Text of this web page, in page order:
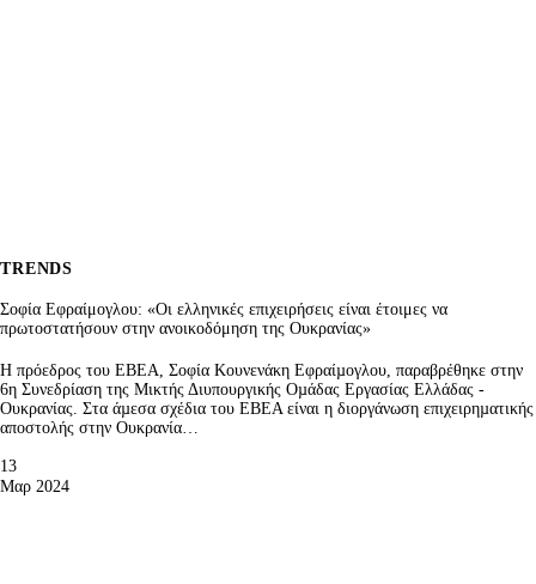
TRENDS
Σοφία Εφραίμογλου: «Οι ελληνικές επιχειρήσεις είναι έτοιμες να
πρωτοστατήσουν στην ανοικοδόμηση της Ουκρανίας»
Η πρόεδρος του ΕΒΕΑ, Σοφία Κουνενάκη Εφραίµογλου, παραβρέθηκε στην
6η Συνεδρίαση της Μικτής Διυπουργικής Οµάδας Εργασίας Ελλάδας -
Ουκρανίας. Στα άµεσα σχέδια του ΕΒΕΑ είναι η διοργάνωση επιχειρηµατικής
αποστολής στην Ουκρανία…
13
Μαρ 2024